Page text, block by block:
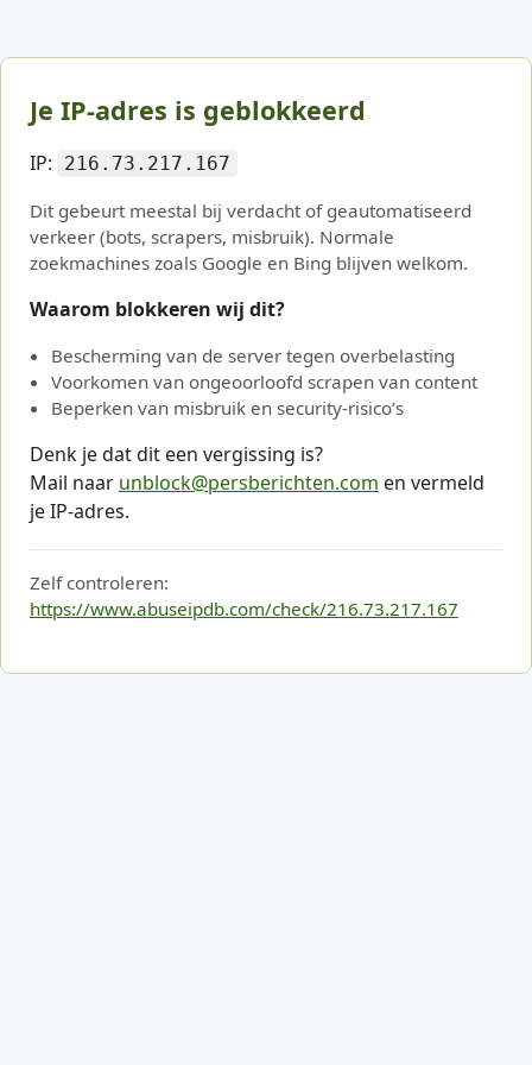
Je IP-adres is geblokkeerd
IP: 216.73.217.167
Dit gebeurt meestal bij verdacht of geautomatiseerd
verkeer (bots, scrapers, misbruik). Normale
zoekmachines zoals Google en Bing blijven welkom.
Waarom blokkeren wij dit?
Bescherming van de server tegen overbelasting
Voorkomen van ongeoorloofd scrapen van content
Beperken van misbruik en security-risico’s
Denk je dat dit een vergissing is?
Mail naar unblock@persberichten.com en vermeld
je IP-adres.
Zelf controleren:
https://www.abuseipdb.com/check/216.73.217.167